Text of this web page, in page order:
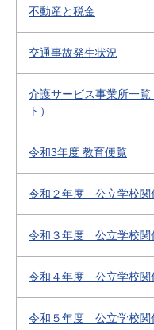
不動産と税金
交通事故発生状況
介護サービス事業所一
ト）
令和3年度 教育便覧
令和２年度 公立学校関
令和３年度 公立学校関
令和４年度 公立学校関
令和５年度 公立学校関